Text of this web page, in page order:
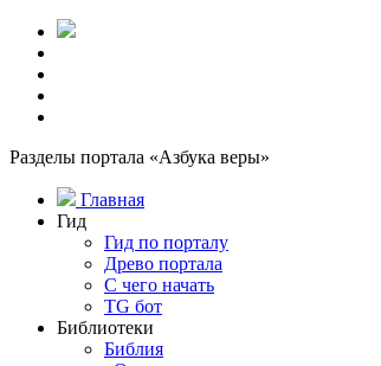
Разделы портала «Азбука веры»
Главная
Гид
Гид по порталу
Древо портала
С чего начать
TG бот
Библиотеки
Библия